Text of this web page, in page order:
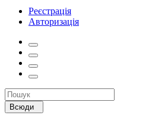
Реєстрація
Авторизація
Всюди